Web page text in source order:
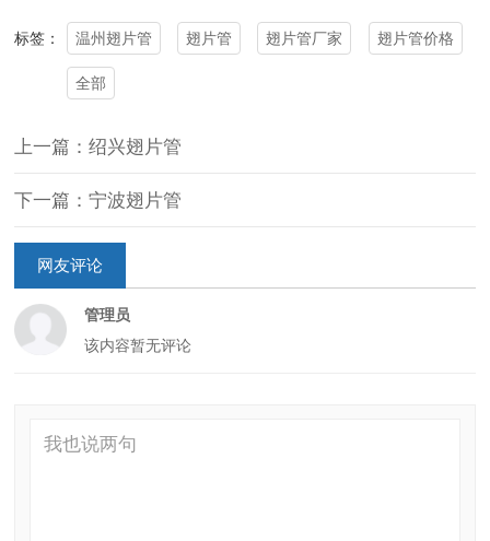
标签： 温州翅片管 翅片管 翅片管厂家 翅片管价格
全部
上一篇：绍兴翅片管
下一篇：宁波翅片管
网友评论
管理员
该内容暂无评论